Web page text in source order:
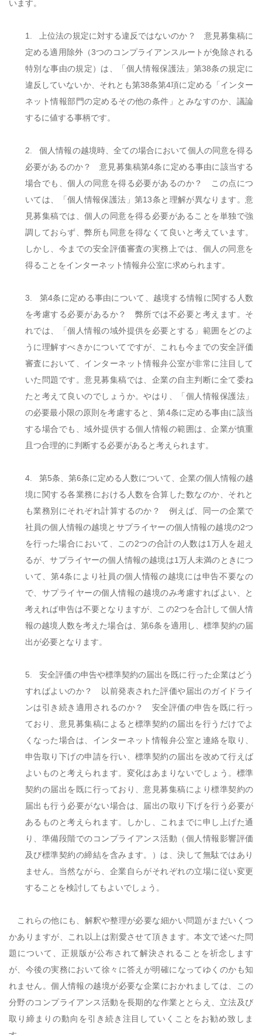
います。
1.
上位法の規定に対する違反ではないのか？ 意見募集稿に
定める適用除外（3つのコンプライアンスルートが免除される
特別な事由の規定）は、「個人情報保護法」第38条の規定に
違反していないか、それとも第38条第4項に定める「インター
ネット情報部門の定めるその他の条件」とみなすのか、議論
するに値する事柄です。
2.
個人情報の越境時、全ての場合において個人の同意を得る
必要があるのか？ 意見募集稿第4条に定める事由に該当する
場合でも、個人の同意を得る必要があるのか？ この点につ
いては、「個人情報保護法」第13条と理解が異なります。意
見募集稿では、個人の同意を得る必要があることを単独で強
調しておらず、弊所も同意を得なくて良いと考えています。
しかし、今までの安全評価審査の実務上では、個人の同意を
得ることをインターネット情報弁公室に求められます。
3. 第4条に定める事由について、越境する情報に関する人数
を考慮する必要があるか？ 弊所では不必要と考えます。そ
れでは、「個人情報の域外提供を必要とする」範囲をどのよ
うに理解すべきかについてですが、これも今までの安全評価
審査において、インターネット情報弁公室が非常に注目して
いた問題です。意見募集稿では、企業の自主判断に全て委ね
たと考えて良いのでしょうか。やはり、「個人情報保護法」
の必要最小限の原則を考慮すると、第4条に定める事由に該当
する場合でも、域外提供する個人情報の範囲は、企業が慎重
且つ合理的に判断する必要があると考えられます。
4. 第5条、第6条に定める人数について、企業の個人情報の越
境に関する各業務における人数を合算した数なのか、それと
も業務別にそれぞれ計算するのか？ 例えば、同一の企業で
社員の個人情報の越境とサプライヤーの個人情報の越境の2つ
を行った場合において、この2つの合計の人数は1万人を超え
るが、サプライヤーの個人情報の越境は1万人未満のときにつ
いて、第4条により社員の個人情報の越境には申告不要なの
で、サプライヤーの個人情報の越境のみ考慮すればよい、と
考えれば申告は不要となりますが、この2つを合計して個人情
報の越境人数を考えた場合は、第6条を適用し、標準契約の届
出が必要となります。
5.
安全評価の申告や標準契約の届出を既に行った企業はどう
すればよいのか？ 以前発表された評価や届出のガイドライ
ンは引き続き適用されるのか？ 安全評価の申告を既に行っ
ており、意見募集稿によると標準契約の届出を行うだけでよ
くなった場合は、インターネット情報弁公室と連絡を取り、
申告取り下げの申請を行い、標準契約の届出を改めて行えば
よいものと考えられます。変化はあまりないでしょう。標準
契約の届出を既に行っており、意見募集稿により標準契約の
届出も行う必要がない場合は、届出の取り下げを行う必要が
あるものと考えられます。しかし、これまでに申し上げた通
り、準備段階でのコンプライアンス活動（個人情報影響評価
及び標準契約の締結を含みます。）は、決して無駄ではあり
ません。当然ながら、企業自らがそれぞれの立場に従い変更
することを検討してもよいでしょう。
これらの他にも、解釈や整理が必要な細かい問題がまだいくつ
かありますが、これ以上は割愛させて頂きます。本文で述べた問
題について、正規版が公布されて解決されることを祈念します
が、今後の実務において徐々に答えが明確になってゆくのかも知
れません。個人情報の越境が必要な企業におかれましては、この
分野のコンプライアンス活動を長期的な作業ととらえ、立法及び
取り締まりの動向を引き続き注目していくことをお勧め致しま